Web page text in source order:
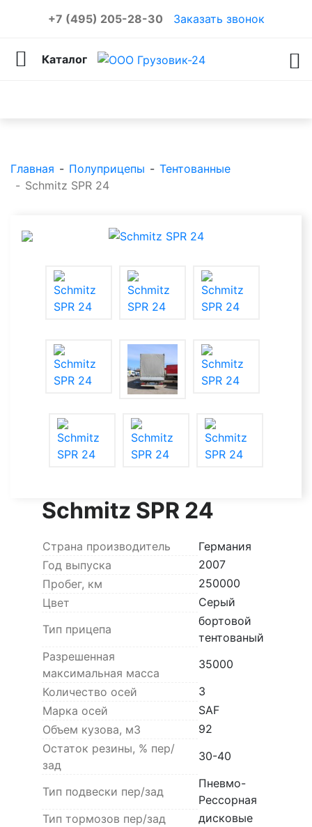
+7 (495) 205-28-30 Заказать звонок
Каталог
Главная - Полуприцепы - Тентованные
- Schmitz SPR 24
Schmitz SPR 24
Страна производитель
Германия
Год выпуска
2007
Пробег, км
250000
Цвет
Серый
Тип прицепа
бортовой
тентованый
Разрешенная
максимальная масса
35000
Количество осей
3
Марка осей
SAF
Объем кузова, м3
92
Остаток резины, % пер/
зад
30-40
Тип подвески пер/зад
Пневмо-
Рессорная
Тип тормозов пер/зад
дисковые